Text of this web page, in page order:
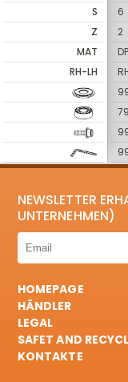
S
Z
MAT
RH-LH
6
2
DP
NEWSLETTER
UNTERNEHMEN)
HOMEPAGE
HÄNDLER
LEGAL
SAFET AND
KONTAKTE